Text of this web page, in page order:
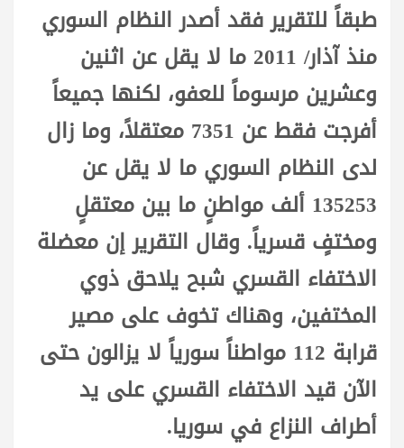
طبقاً للتقرير فقد أصدر النظام السوري
منذ آذار/ 2011 ما لا يقل عن اثنين
وعشرين مرسوماً للعفو، لكنها جميعاً
أفرجت فقط عن 7351 معتقلاً، وما زال
لدى النظام السوري ما لا يقل عن
135253 ألف مواطنٍ ما بين معتقلٍ
ومختفٍ قسرياً. وقال التقرير إن معضلة
الاختفاء القسري شبح يلاحق ذوي
المختفين، وهناك تخوف على مصير
قرابة 112 مواطناً سورياً لا يزالون حتى
الآن قيد الاختفاء القسري على يد
أطراف النزاع في سوريا.